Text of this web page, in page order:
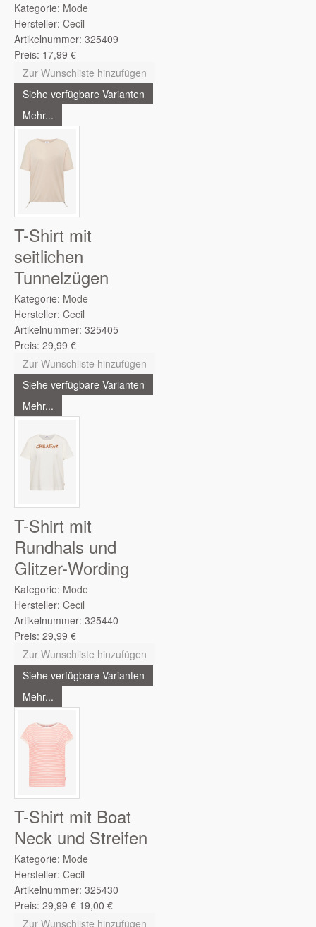
Kategorie: Mode
Hersteller: Cecil
Artikelnummer: 325409
Preis: 17,99 €
Zur Wunschliste hinzufügen
Siehe verfügbare Varianten
Mehr...
T-Shirt mit
seitlichen
Tunnelzügen
Kategorie: Mode
Hersteller: Cecil
Artikelnummer: 325405
Preis: 29,99 €
Zur Wunschliste hinzufügen
Siehe verfügbare Varianten
Mehr...
T-Shirt mit
Rundhals und
Glitzer-Wording
Kategorie: Mode
Hersteller: Cecil
Artikelnummer: 325440
Preis: 29,99 €
Zur Wunschliste hinzufügen
Siehe verfügbare Varianten
Mehr...
T-Shirt mit Boat
Neck und Streifen
Kategorie: Mode
Hersteller: Cecil
Artikelnummer: 325430
Preis: 29,99 € 19,00 €
Zur Wunschliste hinzufügen